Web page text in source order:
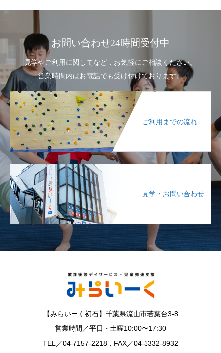
お問い合わせ24時間受付中
見学やご利用に関してなど，お気軽にご相談ください。
営業時間内はお電話でも受け付けております。
ご利用までの流れ
見学・お問い合わせ
【みらいーく初石】千葉県流山市若葉台3-8
営業時間／平日・土曜10:00〜17:30
TEL／04-7157-2218，FAX／04-3332-8932